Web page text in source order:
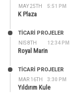
MAY 25TH 5:51 PM
K Plaza
NIS 8TH 12:34 PM
TİCARİ PROJELER
Royal Marin
MAR 16TH 3:30 PM
TİCARİ PROJELER
Yıldırım Kule